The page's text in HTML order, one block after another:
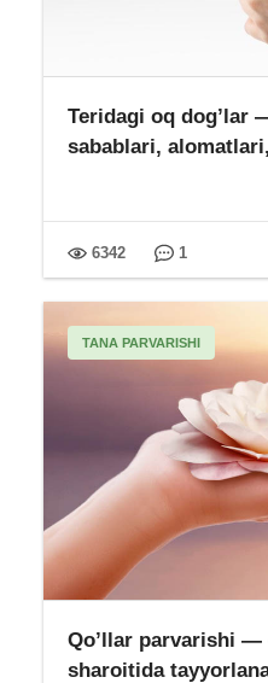
Teridagi oq dog’lar
sabablari,
6342 1
TANA PARVARISHI
Qo’llar parvarishi —
sharoitida